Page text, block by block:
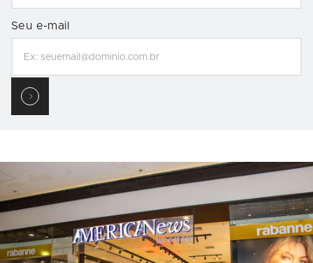
Seu e-mail